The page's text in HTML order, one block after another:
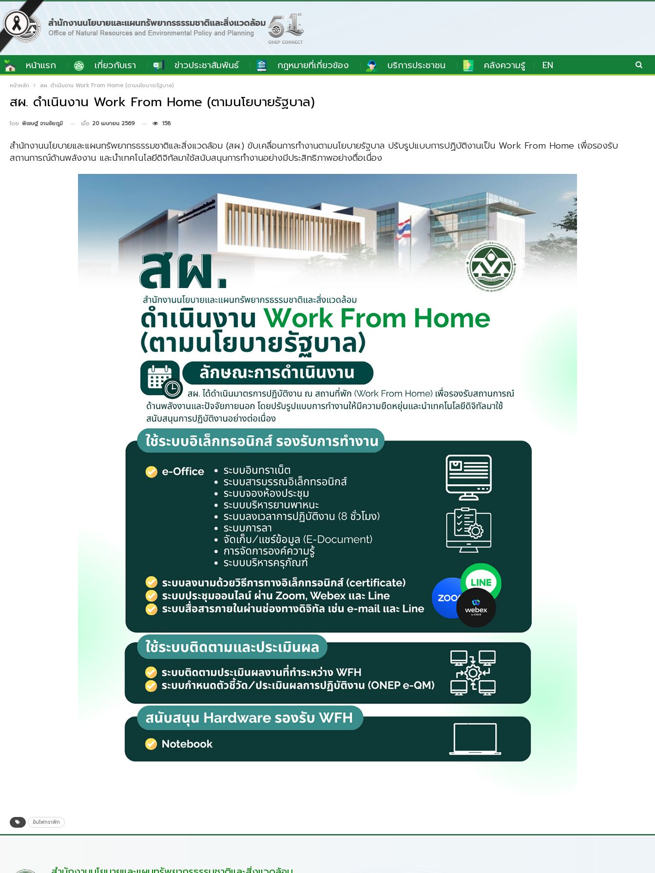
หน้าแรก เกี่ยวกับเรา ข่าวประชาสัมพันธ์ กฎหมายที่เกี่ยวข้อง บริการประชาชน คลังความรู้ EN
หน้าหลัก สผ. ดำเนินงาน Work From Home (ตามนโยบายรัฐบาล)
สผ. ดำเนินงาน Work From Home (ตามนโยบายรัฐบาล)
โดย พิเชษฐ์ จานชัยภูมิ เมื่อ 20 เมษายน 2569 158
สำนักงานนโยบายและแผนทรัพยากรธรรมชาติและสิ่งแวดล้อม (สผ.) ขับเคลื่อนการทำงานตามนโยบายรัฐบาล ปรับรูปแบบการปฏิบัติงานเป็น Work From Home เพื่อรองรับ
สถานการณ์ด้านพลังงาน และนำเทคโนโลยีดิจิทัลมาใช้สนับสนุนการทำงานอย่างมีประสิทธิภาพอย่างตื่อเนื่อง
อินโฟกราฟิก